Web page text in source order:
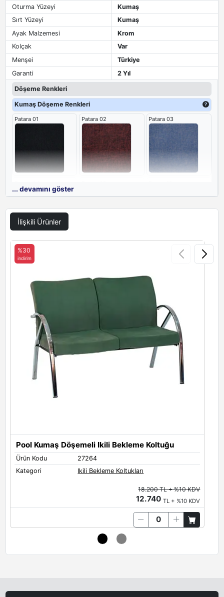
Oturma Yüzeyi
Kumaş
Sırt Yüzeyi
Kumaş
Ayak Malzemesi
Krom
Kolçak
Var
Menşei
Türkiye
Garanti
2 Yıl
Döşeme Renkleri
Kumaş Döşeme Renkleri
Patara 01 Patara 02 Patara 03
Patara 16
Patara 19
... devamını göster
İlişkili Ürünler
Pool Kumaş Döşemeli Ikili Bekleme Koltuğu
Ürün Kodu
27264
Kategori
Ikili Bekleme Koltukları
%30
indirim
18.200 TL + %10 KDV
12.740TL + %10 KDV